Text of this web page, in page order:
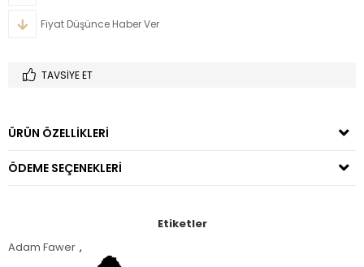
Fiyat Düşünce Haber Ver
TAVSIYE ET
ÜRÜN ÖZELLIKLERI
ÖDEME SEÇENEKLERI
Etiketler
Adam Fawer ,